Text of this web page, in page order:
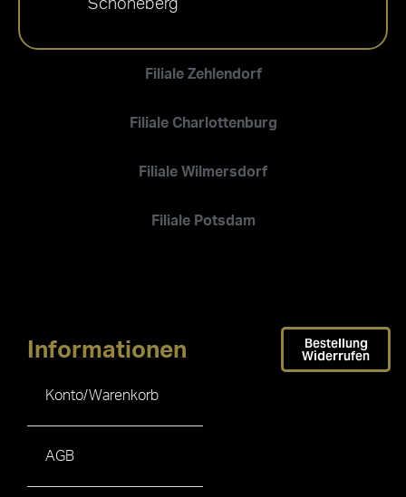
Filiale Zehlendorf
Filiale Charlottenburg
Filiale Wilmersdorf
Filiale Potsdam
Schöneberg
Informationen
Konto/Warenkorb
AGB
Bestellung
Widerrufen